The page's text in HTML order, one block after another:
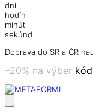
dní
hodín
minút
sekúnd
Doprava do SR a ČR
–20% na výber